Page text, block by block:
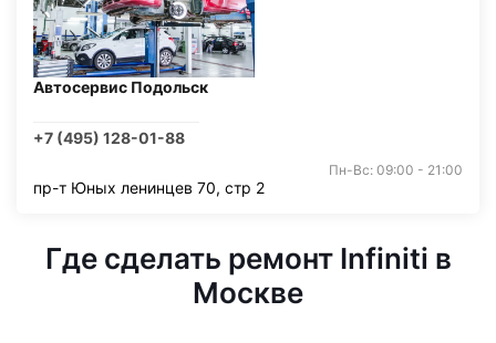
Автосервис Подольск
+7 (495) 128-01-88
Пн-Вс: 09:00 - 21:00
пр-т Юных ленинцев 70, стр 2
Где сделать ремонт Infiniti в
Москве